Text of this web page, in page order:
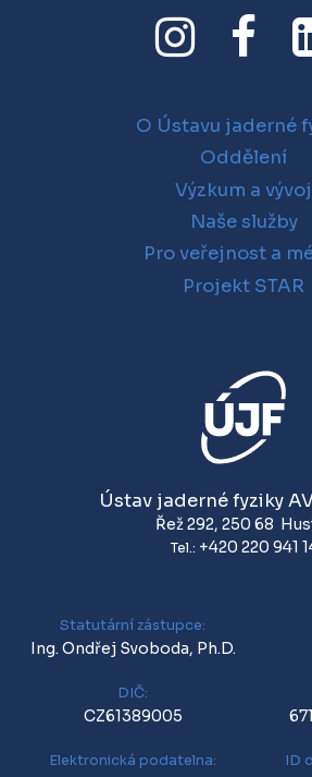
O Ústavu jaderné
Oddělení
Výzkum a vývoj
Naše služby
Pro veřejnost a
Projekt STAR
Ústav jaderné fyziky AV
Řež 292, 250 68
Tel.: +420 220 941
Statutární zástupce:
Ing. Ondřej Svoboda, Ph.D.
DIČ:
CZ61389005
Elektronická podatelna: ID